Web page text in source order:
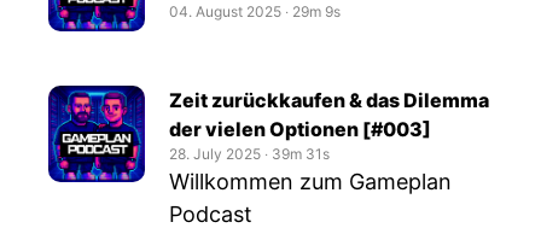
04. August 2025 ‧ 29m 9s
Zeit zurückkaufen & das Dilemma
der vielen Optionen [#003]
28. July 2025 ‧ 39m 31s
Willkommen zum Gameplan
Podcast